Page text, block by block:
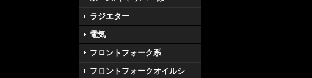
ラジエター
電気
フロントフォーク系
フロントフォークオイルシ